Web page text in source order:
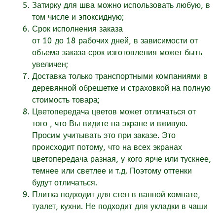
Затирку для шва можно использовать любую, в
том числе и эпоксидную;
Срок исполнения заказа
от 10 до 18 рабочих дней, в зависимости от
объема заказа срок изготовления может быть
увеличен;
Доставка только транспортными компаниями в
деревянной обрешетке и страховкой на полную
стоимость товара;
Цветопередача цветов может отличаться от
того , что Вы видите на экране и вживую.
Просим учитывать это при заказе. Это
происходит потому, что на всех экранах
цветопередача разная, у кого ярче или тускнее,
темнее или светлее и т.д. Поэтому оттенки
будут отличаться.
Плитка подходит для стен в ванной комнате,
туалет, кухни. Не подходит для укладки в чаши